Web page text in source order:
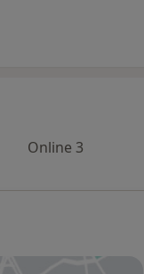
Online 3